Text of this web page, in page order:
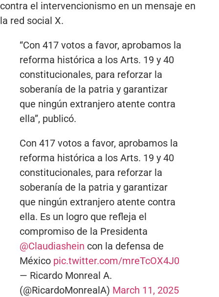
contra el intervencionismo en un mensaje en
la red social X.
“Con 417 votos a favor, aprobamos la
reforma histórica a los Arts. 19 y 40
constitucionales, para reforzar la
soberanía de la patria y garantizar
que ningún extranjero atente contra
ella”, publicó.
Con 417 votos a favor, aprobamos la
reforma histórica a los Arts. 19 y 40
constitucionales, para reforzar la
soberanía de la patria y garantizar
que ningún extranjero atente contra
ella. Es un logro que refleja el
compromiso de la Presidenta
@Claudiashein con la defensa de
México pic.twitter.com/mreTcOX4J0
— Ricardo Monreal A.
(@RicardoMonrealA) March 11, 2025